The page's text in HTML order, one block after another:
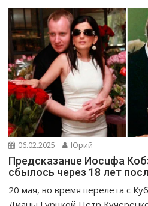
06.02.2025 Юрий
Предсказанuе Иосuфа
сбылось через 18 лет
20 мая, во время перелета с